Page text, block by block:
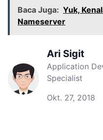
Baca Juga: Yuk,
Nameserver
Ari Sigit
Application
Specialist
Okt. 27, 2018